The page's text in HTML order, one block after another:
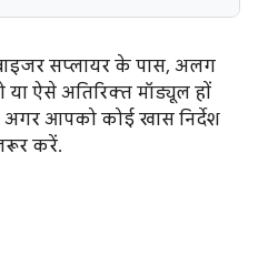
सप्लायर के पास, अलग
ऐसे अतिरिक्त मॉड्यूल हों
अगर आपको कोई खास निर्देश
करें.